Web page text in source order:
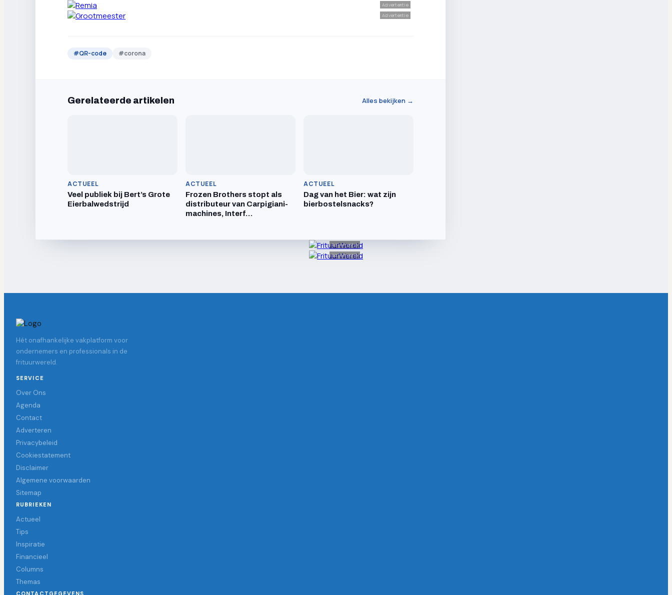
Advertentie
Advertentie
#QR-code #corona
Gerelateerde artikelen Alles bekijken →
ACTUEEL
Veel publiek bij Bert’s Grote
Eierbalwedstrijd
ACTUEEL
Frozen Brothers stopt als
distributeur van Carpigiani-
machines, Interf…
ACTUEEL
Dag van het Bier: wat zijn
bierbostelsnacks?
Advertentie
Advertentie
Hét onafhankelijke vakplatform voor
ondernemers en professionals in de
frituurwereld.
SERVICE
Over Ons
Agenda
Contact
Adverteren
Privacybeleid
Cookiestatement
Disclaimer
Algemene voorwaarden
Sitemap
RUBRIEKEN
Actueel
Tips
Inspiratie
Financieel
Columns
Themas
CONTACTGEGEVENS